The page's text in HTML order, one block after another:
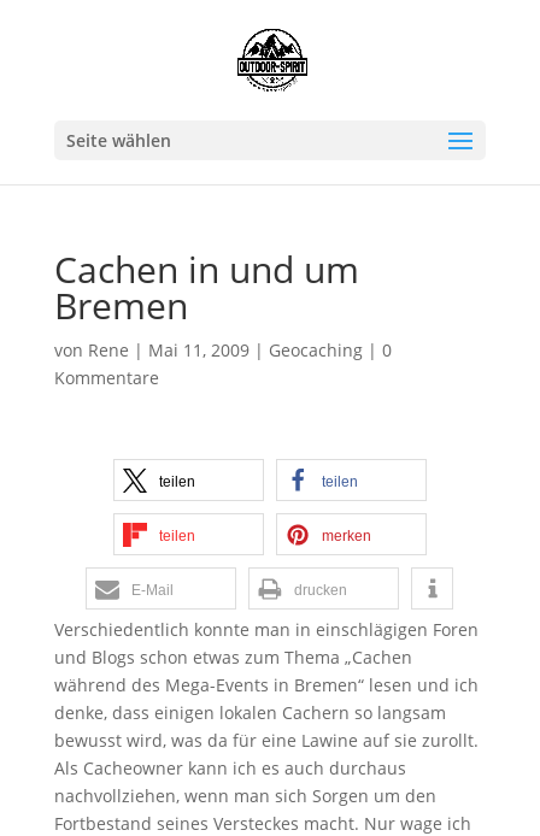
Seite wählen
Cachen in und um
Bremen
von Rene | Mai 11, 2009| Geocaching| 0
Kommentare
teilen teilen
teilen merken
E-Mail drucken
Verschiedentlich konnte man in einschlägigen Foren
und Blogs schon etwas zum Thema „Cachen
während des Mega-Events in Bremen“ lesen und ich
denke, dass einigen lokalen Cachern so langsam
bewusst wird, was da für eine Lawine auf sie zurollt.
Als Cacheowner kann ich es auch durchaus
nachvollziehen, wenn man sich Sorgen um den
Fortbestand seines Versteckes macht. Nur wage ich